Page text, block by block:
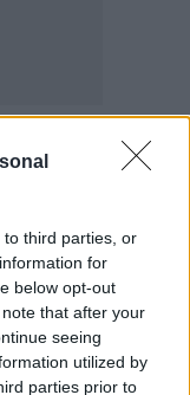
third parties, or
for
below opt-out
that after your
seeing
utilized by
parties prior to